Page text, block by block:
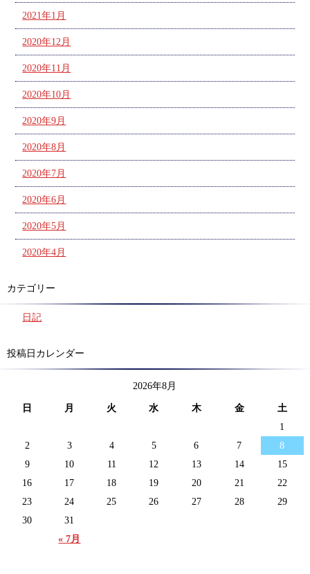
2021年1月
2020年12月
2020年11月
2020年10月
2020年9月
2020年8月
2020年7月
2020年6月
2020年5月
2020年4月
カテゴリー
日記
投稿日カレンダー
2026年8月
日 月 火 水 木 金 土
« 7月
1
2
3 4 5 6 7
8
9
10 11 12 13 14
15
16
17 18 19 20 21
22
23
24 25 26 27 28
29
30
31